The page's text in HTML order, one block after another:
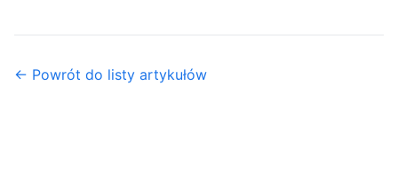
← Powrót do listy artykułów